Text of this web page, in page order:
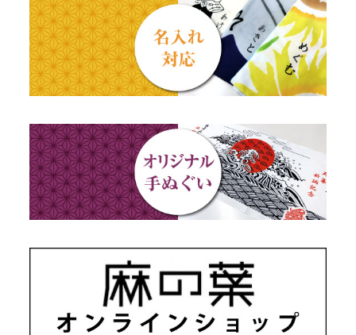
動物・その他
江戸小紋・総柄・無地
藍染め・絞り染め
ギフトセット
出産祝い
秋のギフト